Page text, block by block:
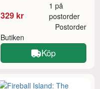
329 kr
1 på
postorder
Butiken
Postorder
Köp